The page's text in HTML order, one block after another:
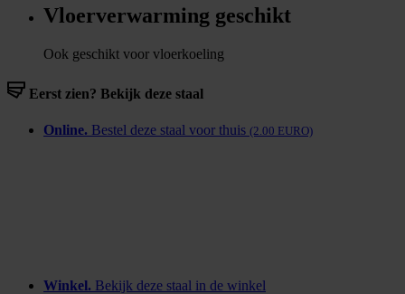
Vloerverwarming geschikt
Ook geschikt voor vloerkoeling
Eerst zien? Bekijk deze staal
Online. Bestel deze staal voor thuis (2.00 EURO)
Winkel. Bekijk deze staal in de winkel